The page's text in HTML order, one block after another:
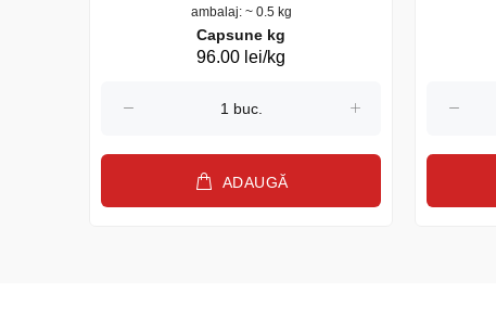
ambalaj: ~ 0.5 kg
Capsune kg
96.00 lei/kg
ADAUGĂ